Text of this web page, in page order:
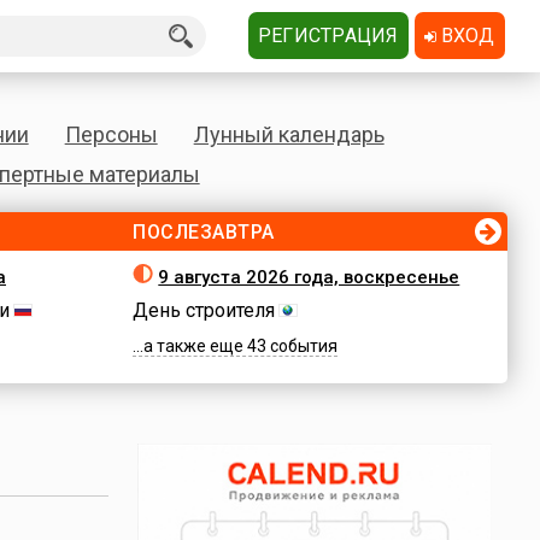
Персоны
Лунный календарь
материалы
ПОСЛЕЗАВТРА
9 августа 2026 года, воскресенье
День строителя
...а также еще 43 события
РЕГИСТРАЦИЯ ВХОД